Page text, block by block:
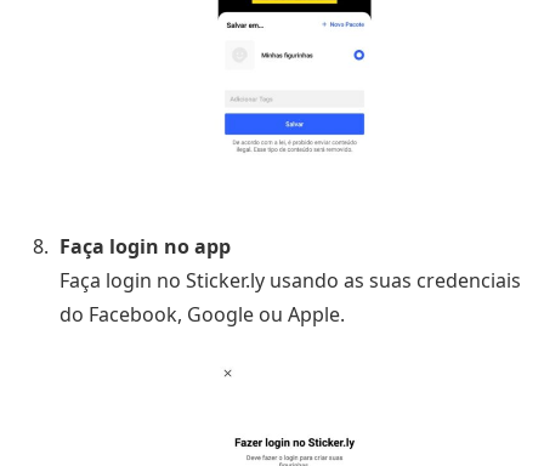
Faça login no app
Faça login no Sticker.ly usando as suas credenciais
do Facebook, Google ou Apple.